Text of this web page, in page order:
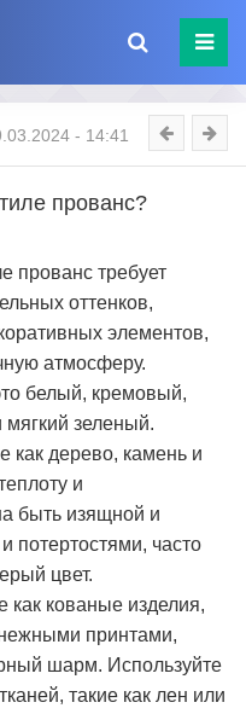
- 14:41
прованс?
прованс требует
оттенков,
элементов,
атмосферу.
белый, кремовый,
зеленый.
как дерево, камень и
и
быть изящной и
потертостями, часто
цвет.
как кованые изделия,
принтами,
шарм. Используйте
такие как лен или